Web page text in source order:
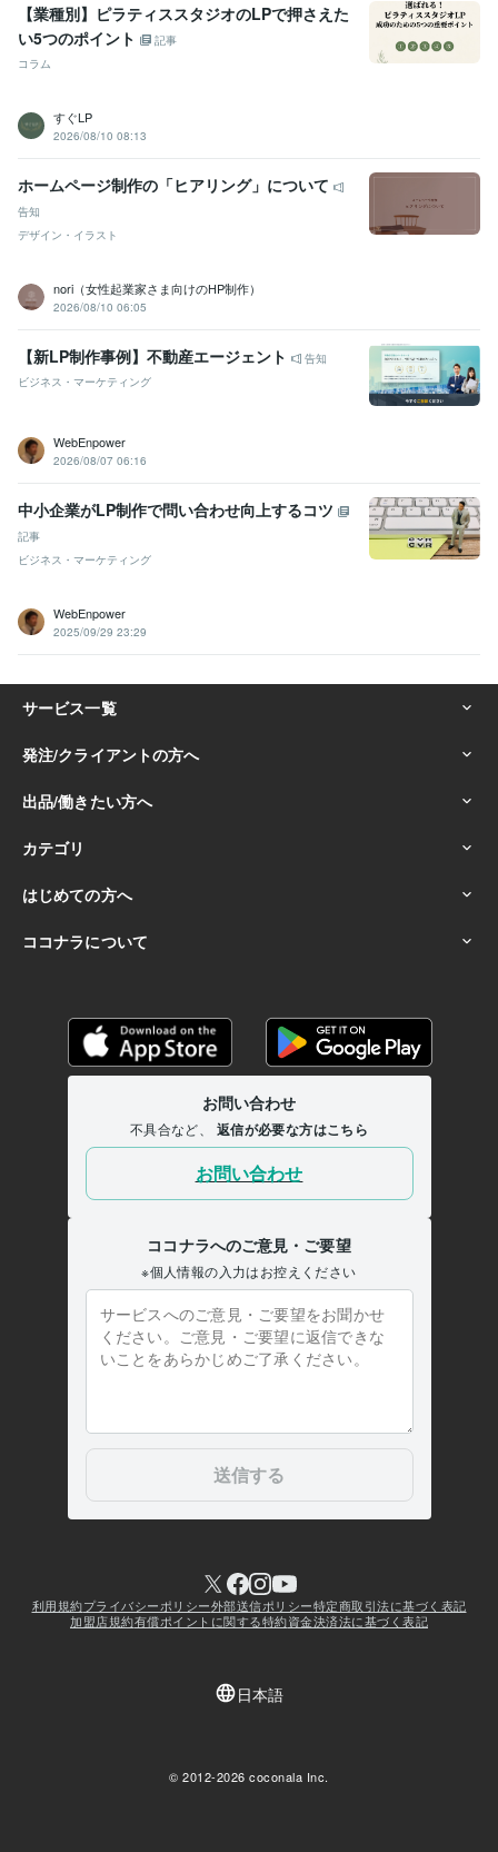
【業種別】ピラティススタジオのLPで押さえた
い5つのポイント
記事
コラム
すぐLP
2026/08/10 08:13
ホームページ制作の「ヒアリング」について
告知
デザイン・イラスト
nori（女性起業家さま向けのHP制作）
2026/08/10 06:05
【新LP制作事例】不動産エージェント
告知
ビジネス・マーケティング
WebEnpower
2026/08/07 06:16
中小企業がLP制作で問い合わせ向上するコツ
記事
ビジネス・マーケティング
WebEnpower
2025/09/29 23:29